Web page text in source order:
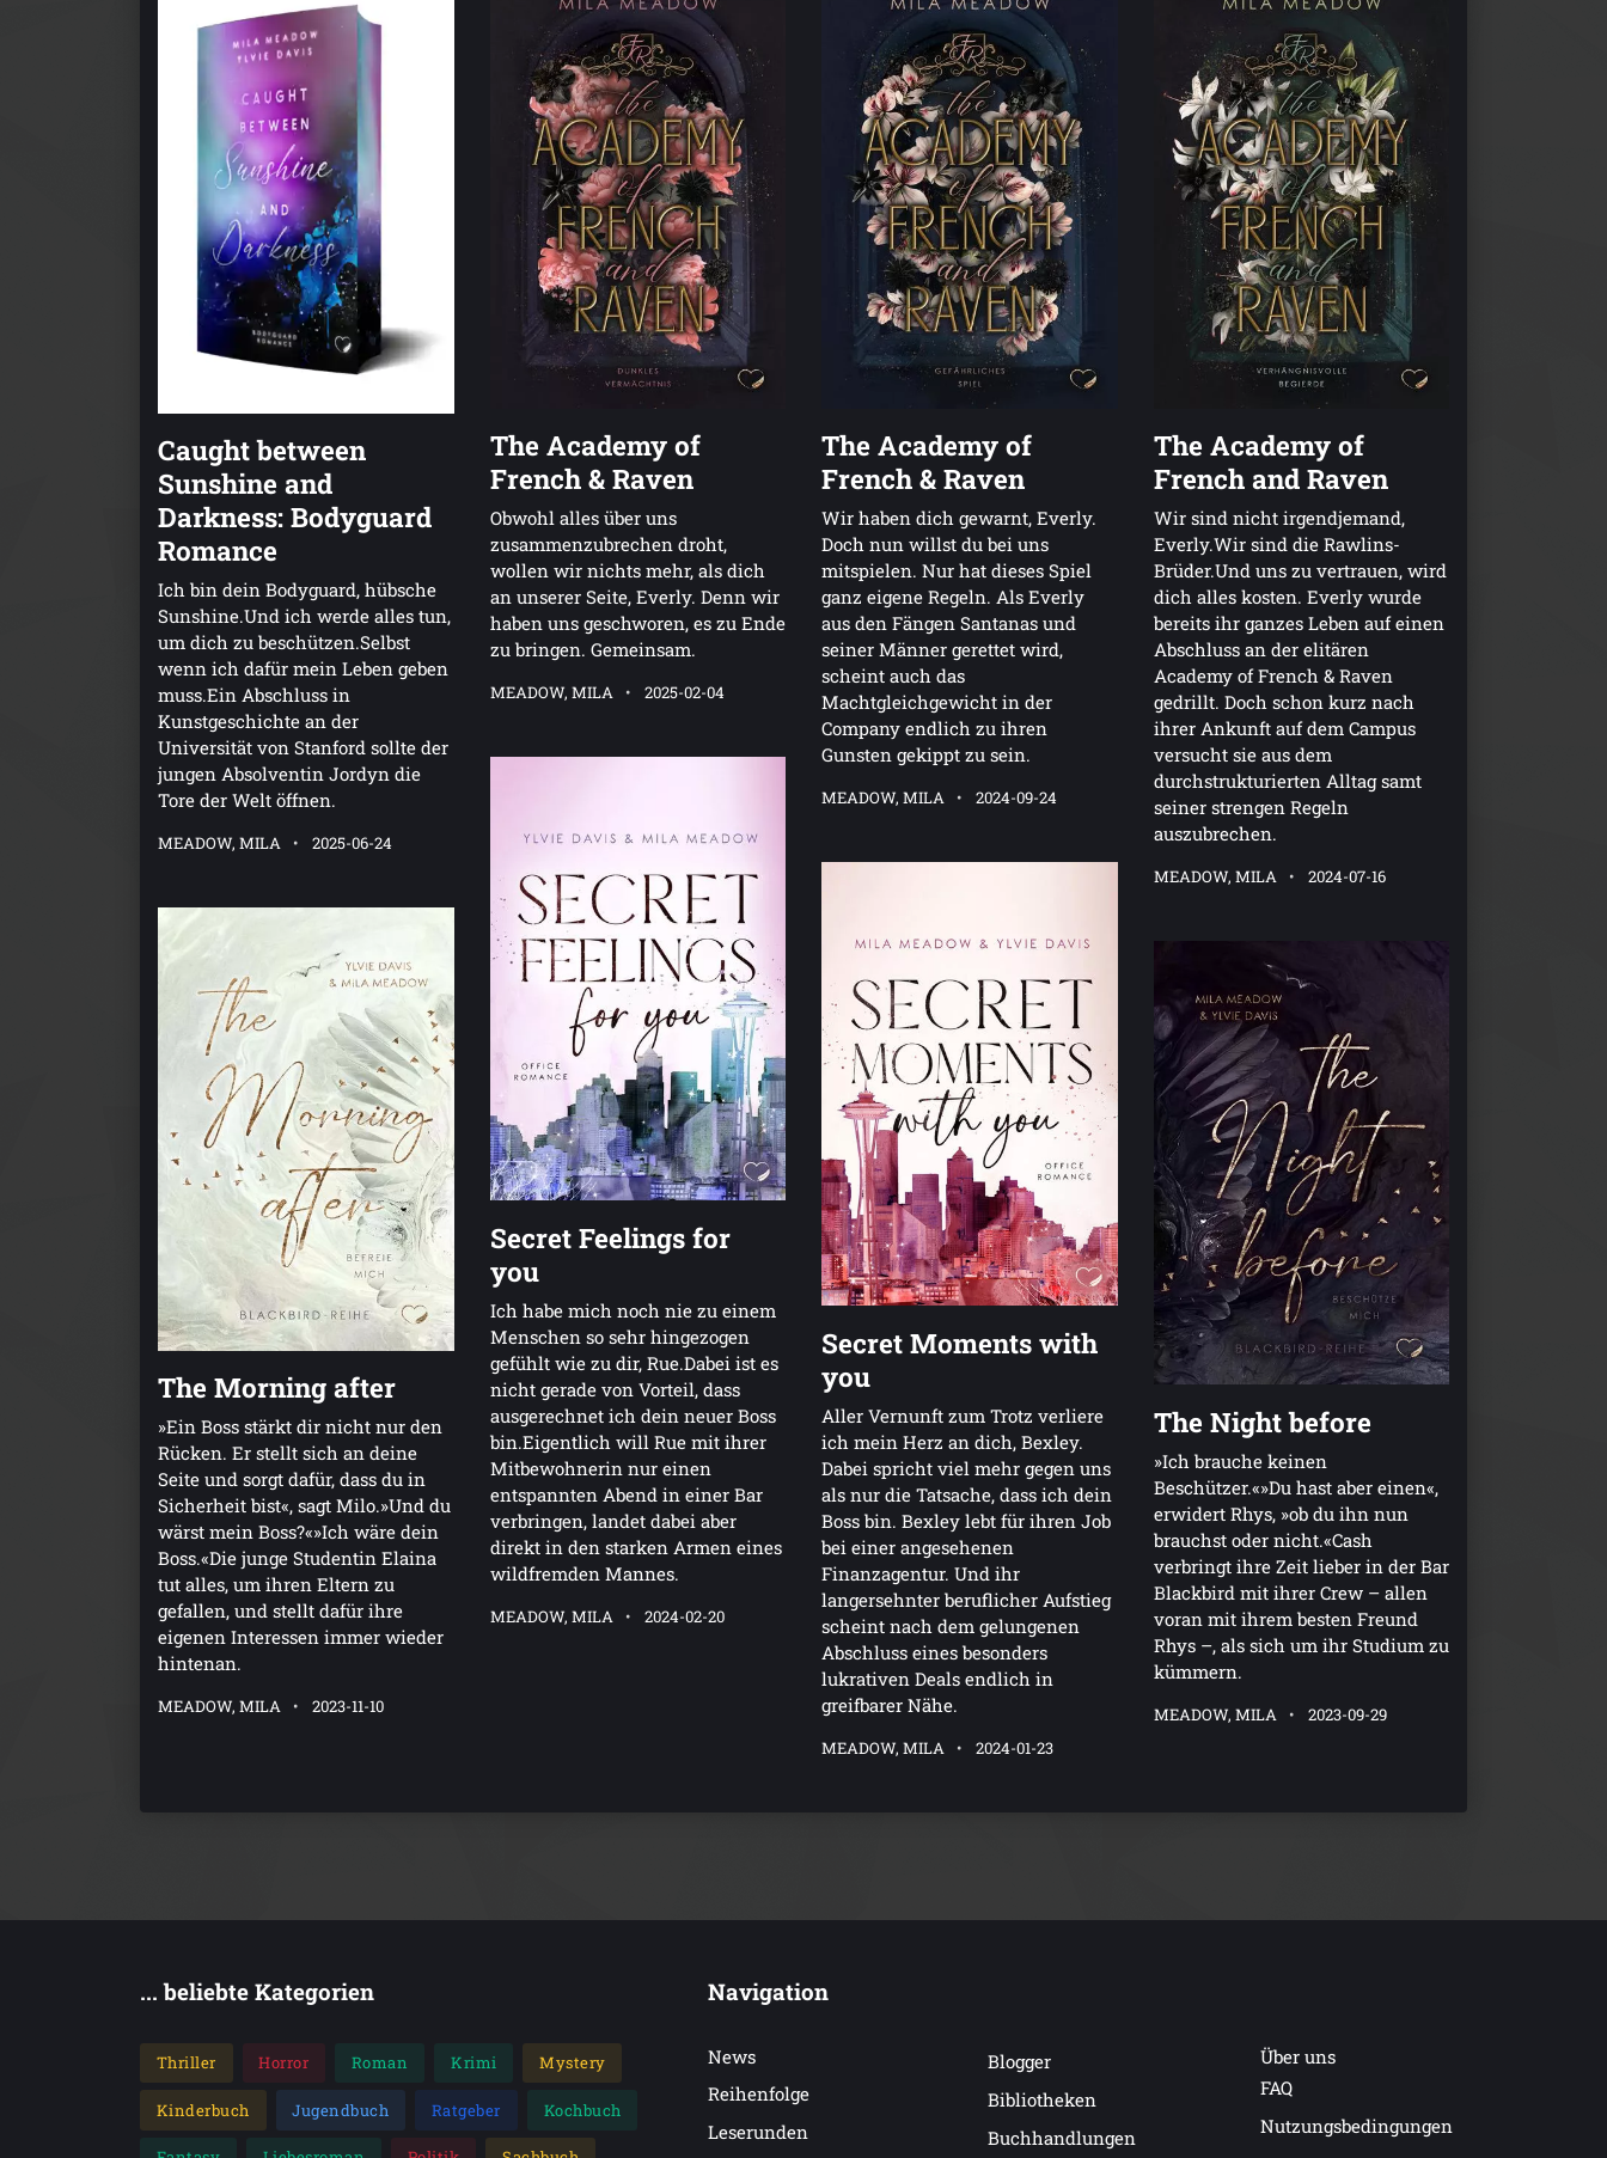
Caught between
Sunshine and
Darkness: Bodyguard
Romance
Ich bin dein Bodyguard, hübsche
Sunshine.Und ich werde alles tun,
um dich zu beschützen.Selbst
wenn ich dafür mein Leben geben
muss.Ein Abschluss in
Kunstgeschichte an der
Universität von Stanford sollte der
jungen Absolventin Jordyn die
Tore der Welt öffnen.
MEADOW, MILA 2025-06-24
The Academy of
French & Raven
Obwohl alles über uns
zusammenzubrechen droht,
wollen wir nichts mehr, als dich
an unserer Seite, Everly. Denn wir
haben uns geschworen, es zu Ende
zu bringen. Gemeinsam.
MEADOW, MILA 2025-02-04
The Academy of
French & Raven
Wir haben dich gewarnt, Everly.
Doch nun willst du bei uns
mitspielen. Nur hat dieses Spiel
ganz eigene Regeln. Als Everly
aus den Fängen Santanas und
seiner Männer gerettet wird,
scheint auch das
Machtgleichgewicht in der
Company endlich zu ihren
Gunsten gekippt zu sein.
MEADOW, MILA 2024-09-24
The Academy of
French and Raven
Wir sind nicht irgendjemand,
Everly.Wir sind die Rawlins-
Brüder.Und uns zu vertrauen, wird
dich alles kosten. Everly wurde
bereits ihr ganzes Leben auf einen
Abschluss an der elitären
Academy of French & Raven
gedrillt. Doch schon kurz nach
ihrer Ankunft auf dem Campus
versucht sie aus dem
durchstrukturierten Alltag samt
seiner strengen Regeln
auszubrechen.
MEADOW, MILA 2024-07-16
Secret Feelings for
you
Ich habe mich noch nie zu einem
Menschen so sehr hingezogen
gefühlt wie zu dir, Rue.Dabei ist es
nicht gerade von Vorteil, dass
ausgerechnet ich dein neuer Boss
bin.Eigentlich will Rue mit ihrer
Mitbewohnerin nur einen
entspannten Abend in einer Bar
verbringen, landet dabei aber
direkt in den starken Armen eines
wildfremden Mannes.
MEADOW, MILA 2024-02-20
Secret Moments with
you
Aller Vernunft zum Trotz verliere
ich mein Herz an dich, Bexley.
Dabei spricht viel mehr gegen uns
als nur die Tatsache, dass ich dein
Boss bin. Bexley lebt für ihren Job
bei einer angesehenen
Finanzagentur. Und ihr
langersehnter beruflicher Aufstieg
scheint nach dem gelungenen
Abschluss eines besonders
lukrativen Deals endlich in
greifbarer Nähe.
MEADOW, MILA 2024-01-23
The Morning after
»Ein Boss stärkt dir nicht nur den
Rücken. Er stellt sich an deine
Seite und sorgt dafür, dass du in
Sicherheit bist«, sagt Milo.»Und du
wärst mein Boss?«»Ich wäre dein
Boss.«Die junge Studentin Elaina
tut alles, um ihren Eltern zu
gefallen, und stellt dafür ihre
eigenen Interessen immer wieder
hintenan.
MEADOW, MILA 2023-11-10
The Night before
»Ich brauche keinen
Beschützer.«»Du hast aber einen«,
erwidert Rhys, »ob du ihn nun
brauchst oder nicht.«Cash
verbringt ihre Zeit lieber in der Bar
Blackbird mit ihrer Crew – allen
voran mit ihrem besten Freund
Rhys –, als sich um ihr Studium zu
kümmern.
MEADOW, MILA 2023-09-29
... beliebte Kategorien
Thriller Horror Roman Krimi Mystery
Kinderbuch Jugendbuch Ratgeber Kochbuch
Navigation
News
Reihenfolge
Leserunden
Blogger
Bibliotheken
Buchhandlungen
Über uns
FAQ
Nutzungsbedingungen